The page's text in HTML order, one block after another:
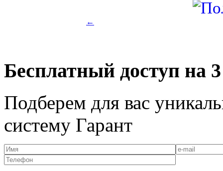
←
Бесплатный доступ на
Подберем для вас
систему Гарант